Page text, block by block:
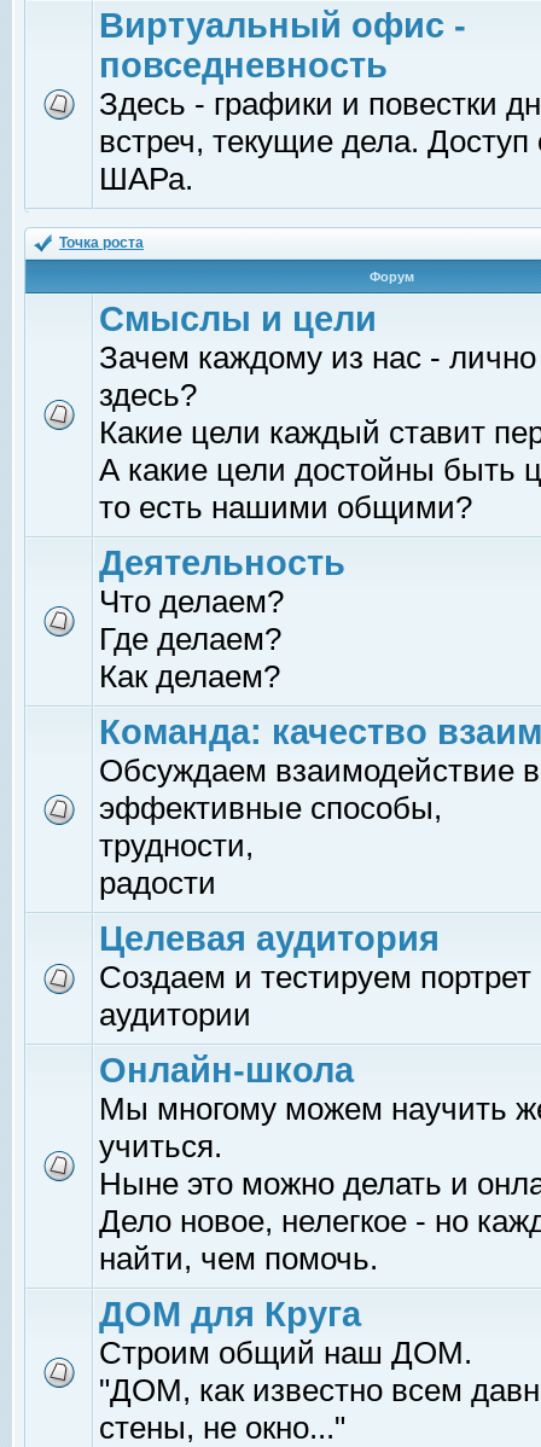
Виртуальный офис -
повседневность
Здесь - графики и повестки
встреч, текущие дела.
ШАРа.
Точка роста
Форум
Смыслы и цели
Зачем каждому из нас -
здесь?
Какие цели каждый ставит
А какие цели достойны быть
то есть нашими общими?
Деятельность
Что делаем?
Где делаем?
Как делаем?
Команда: качество
Обсуждаем взаимодействие
эффективные способы,
трудности,
радости
Целевая аудитория
Создаем и тестируем
аудитории
Онлайн-школа
Мы многому можем научить
учиться.
Ныне это можно делать и
Дело новое, нелегкое - но
найти, чем помочь.
ДОМ для Круга
Строим общий наш ДОМ.
"ДОМ, как известно всем
стены, не окно..."